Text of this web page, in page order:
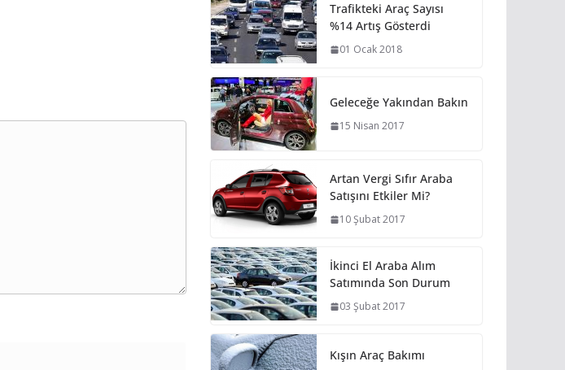
Trafikteki Araç Sayısı
%14 Artış Gösterdi
01 Ocak 2018
Geleceğe Yakından Bakın
15 Nisan 2017
Artan Vergi Sıfır Araba
Satışını Etkiler Mi?
10 Şubat 2017
İkinci El Araba Alım
Satımında Son Durum
03 Şubat 2017
Kışın Araç Bakımı